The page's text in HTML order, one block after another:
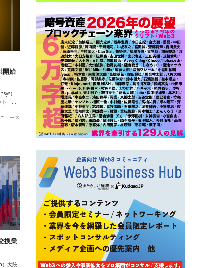
開始
）
「…
ニュース
換業
）大統